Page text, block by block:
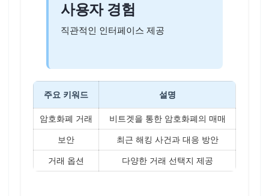
사용자 경험
직관적인 인터페이스 제공
주요 키워드 설명
암호화폐 거래 비트겟을 통한 암호화폐의 매매
보안 최근 해킹 사건과 대응 방안
거래 옵션 다양한 거래 선택지 제공